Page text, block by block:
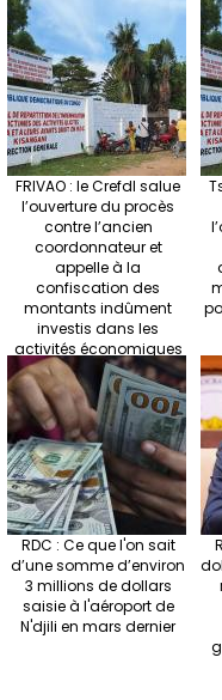
m t
n h
at
FRIVAO : le Crefdl salue
l’ouverture du procès
contre l’ancien
coordonnateur et
appelle à la
confiscation des
montants indûment
investis dans les
activités économiques
RDC : Ce que l'on sait
d’une somme d’environ
3 millions de dollars
saisie à l'aéroport de
N'djili en mars dernier